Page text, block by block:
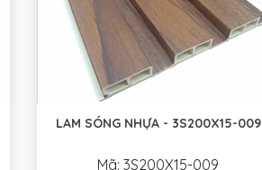
LAM SÓNG NHỰA - 3S200X15-009
Mã: 3S200X15-009